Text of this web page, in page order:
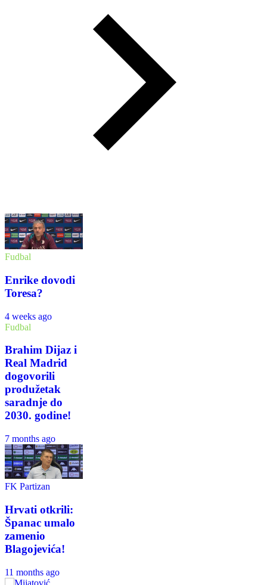
Fudbal
Enrike dovodi
Toresa?
4 weeks ago
Fudbal
Brahim Dijaz i
Real Madrid
dogovorili
produžetak
saradnje do
2030. godine!
7 months ago
FK Partizan
Hrvati otkrili:
Španac umalo
zamenio
Blagojevića!
11 months ago